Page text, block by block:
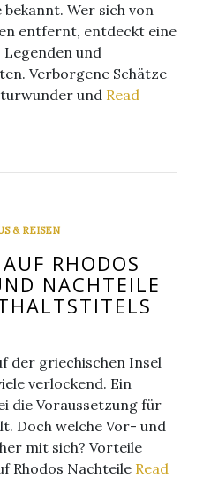
Wer sich von
entfernt, entdeckt eine
Legenden und
Verborgene Schätze
und Read
& REISEN
RHODOS
NACHTEILE
der griechischen Insel
verlockend. Ein
die Voraussetzung für
Doch welche Vor- und
mit sich? Vorteile
Rhodos Nachteile Read